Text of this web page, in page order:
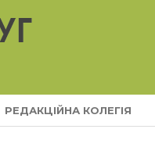
РЕДАКЦІЙНА КОЛЕГІЯ